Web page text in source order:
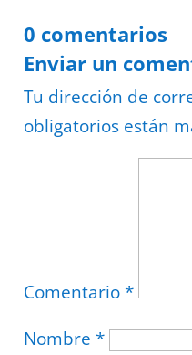
0 comentarios
Enviar un
Tu dirección de
obligatorios están
Comentario *
Nombre *